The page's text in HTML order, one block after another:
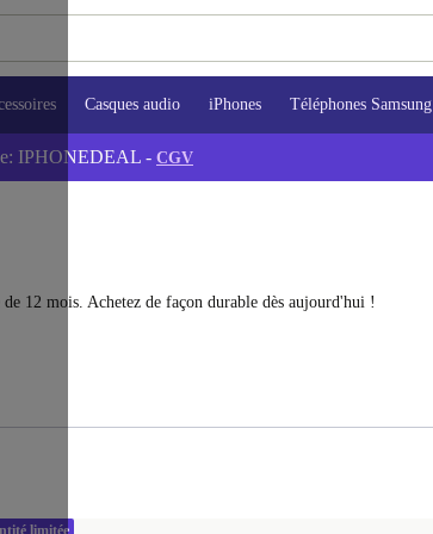
Casques audio iPhones Téléphones Samsung
IPHONEDEAL - CGV
12 mois. Achetez de façon durable dès aujourd'hui !
limitée